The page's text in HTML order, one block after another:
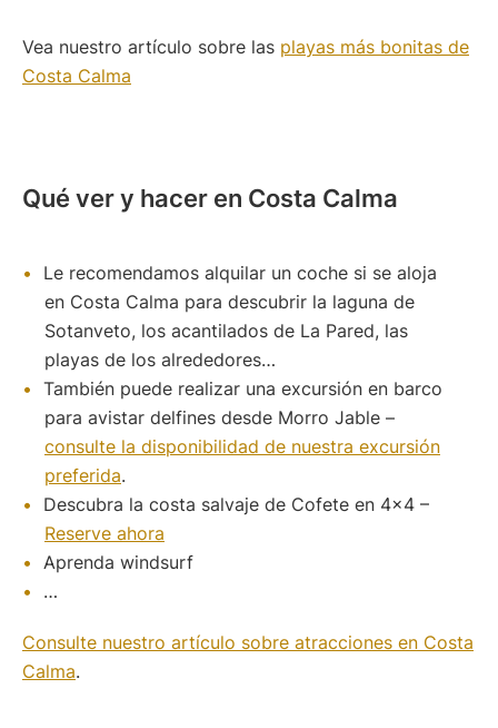
Vea nuestro artículo sobre las playas más bonitas de
Costa Calma
Qué ver y hacer en Costa Calma
Le recomendamos alquilar un coche si se aloja
en Costa Calma para descubrir la laguna de
Sotanveto, los acantilados de La Pared, las
playas de los alrededores…
También puede realizar una excursión en barco
para avistar delfines desde Morro Jable –
consulte la disponibilidad de nuestra excursión
preferida.
Descubra la costa salvaje de Cofete en 4×4 –
Reserve ahora
Aprenda windsurf
…
Consulte nuestro artículo sobre atracciones en Costa
Calma.